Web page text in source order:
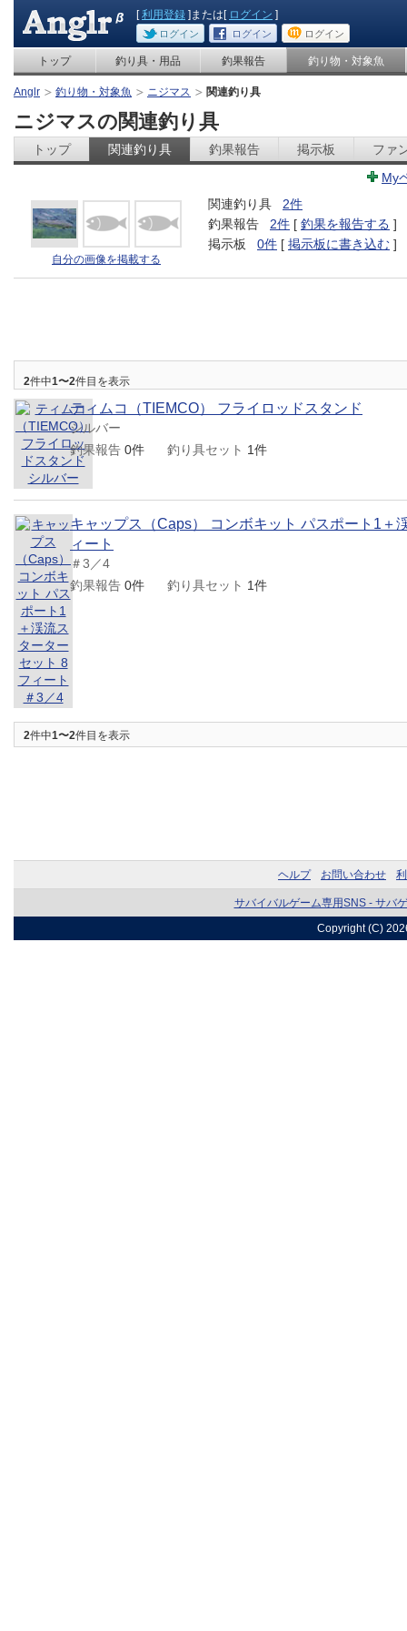
[利用登録 ]または[ ログイン ]
ログイン ログイン ログイン
トップ 釣り具・用品 釣果報告 釣り物・対象魚
Anglr 釣り物・対象魚 ニジマス 関連釣り具
ニジマスの関連釣り具
トップ 関連釣り具 釣果報告 掲示板
ファ
My
自分の画像を掲載する
関連釣り具
2件
釣果報告
2件 [ 釣果を報告する ]
掲示板
0件 [ 掲示板に書き込む ]
2件中1〜2件目を表示
ティムコ（TIEMCO） フライロッドスタンド
シルバー
釣果報告 0件 釣り具セット 1件
キャップス（Caps） コンボキット パスポート1＋
ィート
＃3／4
釣果報告 0件 釣り具セット 1件
2件中1〜2件目を表示
ヘルプ お問い合わせ
サバイバルゲーム専用SNS - サバ
Copyright (C)